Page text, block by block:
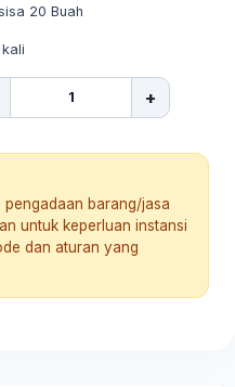
20 Buah
kali
+
barang/jasa
untuk keperluan instansi
dan aturan yang